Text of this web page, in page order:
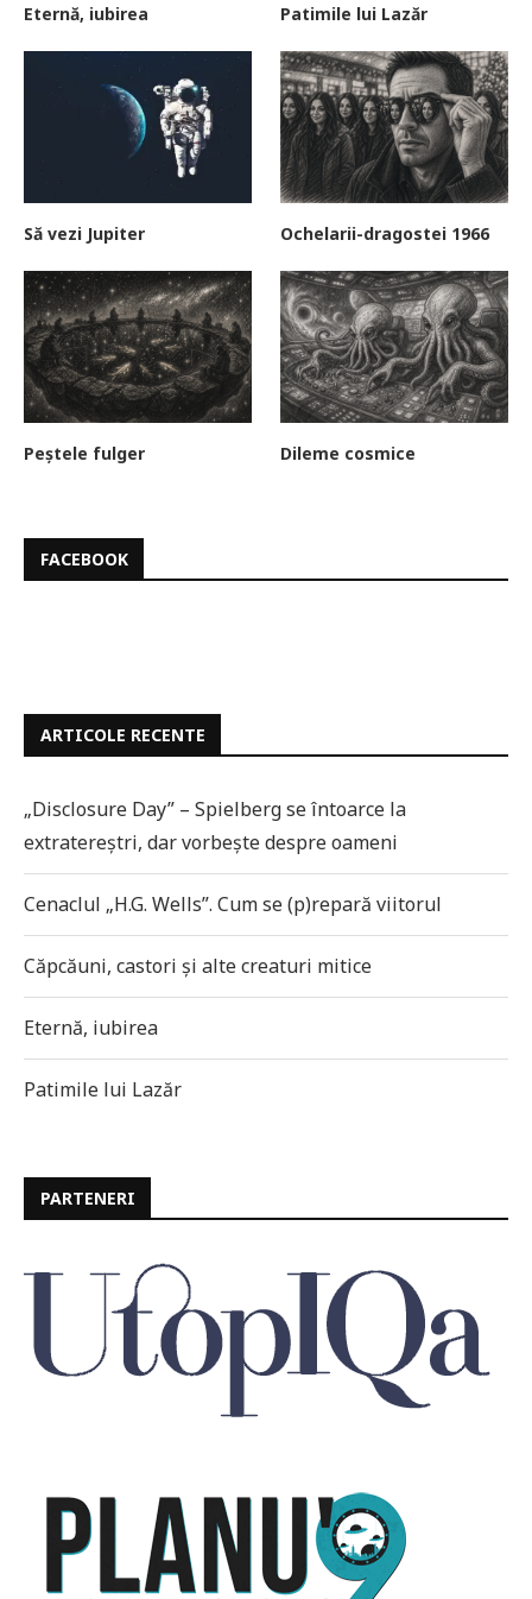
Eternă, iubirea Patimile lui Lazăr
Să vezi Jupiter Ochelarii-dragostei 1966
Peștele fulger Dileme cosmice
FACEBOOK
ARTICOLE RECENTE
„Disclosure Day” – Spielberg se întoarce la
extratereștri, dar vorbește despre oameni
Cenaclul „H.G. Wells”. Cum se (p)repară viitorul
Căpcăuni, castori și alte creaturi mitice
Eternă, iubirea
Patimile lui Lazăr
PARTENERI